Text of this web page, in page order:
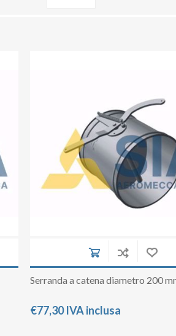
Serrande di chiusura a comando
Serrande di chiusura a comando Manuale
Terminale ACA
Virole
Serranda a catena diametro 200
€77,30 IVA inclusa